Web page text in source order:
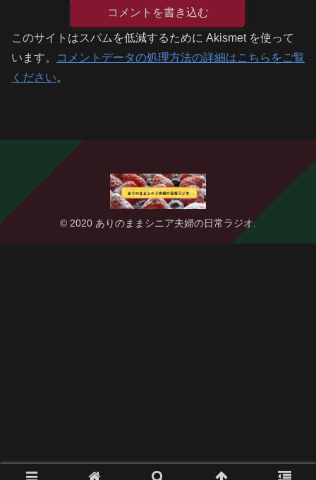
コメントを書き込む
このサイトはスパムを低減するために Akismet を使って
います。
コメントデータの処理方法の詳細はこちらをご覧
ください。
© 2020 ありのままシニア夫婦の日常ラジオ.